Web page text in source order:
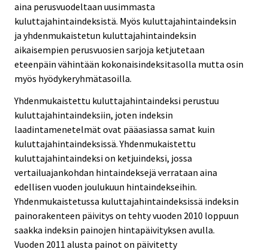
aina perusvuodeltaan uusimmasta
kuluttajahintaindeksistä. Myös kuluttajahintaindeksin
ja yhdenmukaistetun kuluttajahintaindeksin
aikaisempien perusvuosien sarjoja ketjutetaan
eteenpäin vähintään kokonaisindeksitasolla mutta osin
myös hyödykeryhmätasoilla.
Yhdenmukaistettu kuluttajahintaindeksi perustuu
kuluttajahintaindeksiin, joten indeksin
laadintamenetelmät ovat pääasiassa samat kuin
kuluttajahintaindeksissä. Yhdenmukaistettu
kuluttajahintaindeksi on ketjuindeksi, jossa
vertailuajankohdan hintaindeksejä verrataan aina
edellisen vuoden joulukuun hintaindekseihin.
Yhdenmukaistetussa kuluttajahintaindeksissä indeksin
painorakenteen päivitys on tehty vuoden 2010 loppuun
saakka indeksin painojen hintapäivityksen avulla.
Vuoden 2011 alusta painot on päivitetty